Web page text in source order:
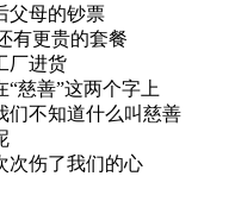
父母的钞票
有更贵的套餐
厂进货
慈善”这两个字上
们不知道什么叫慈善
次伤了我们的心